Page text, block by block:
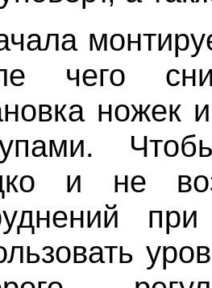
чего
ножек
и не